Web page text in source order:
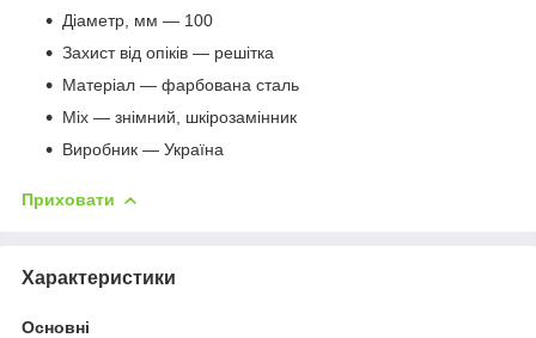
Діаметр, мм — 100
Захист від опіків — решітка
Матеріал — фарбована сталь
Міх — знімний, шкірозамінник
Виробник — Україна
Приховати
Характеристики
Основні